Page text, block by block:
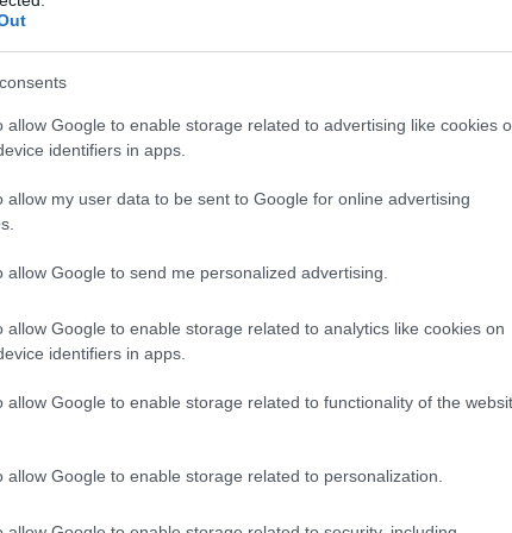
allow Google to enable storage related to advertising like cookies
identifiers in apps.
allow my user data to be sent to Google for online advertising
allow Google to send me personalized advertising.
allow Google to enable storage related to analytics like cookies on
identifiers in apps.
allow Google to enable storage related to functionality of the
allow Google to enable storage related to personalization.